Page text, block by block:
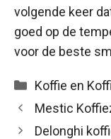
volgende keer
goed op de
voor de beste
Categorieën
Koffie en
Mestic
Delonghi